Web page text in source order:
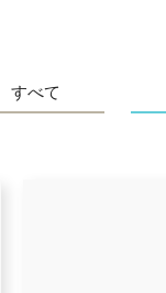
すべて